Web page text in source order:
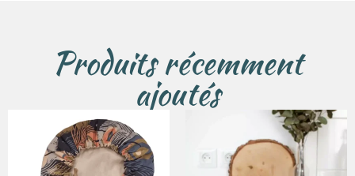
Produits récemment
ajoutés